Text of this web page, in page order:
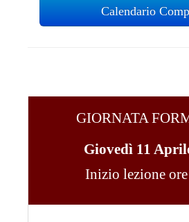
Calendario
GIORNATA
Giovedì 11
Inizio lezione